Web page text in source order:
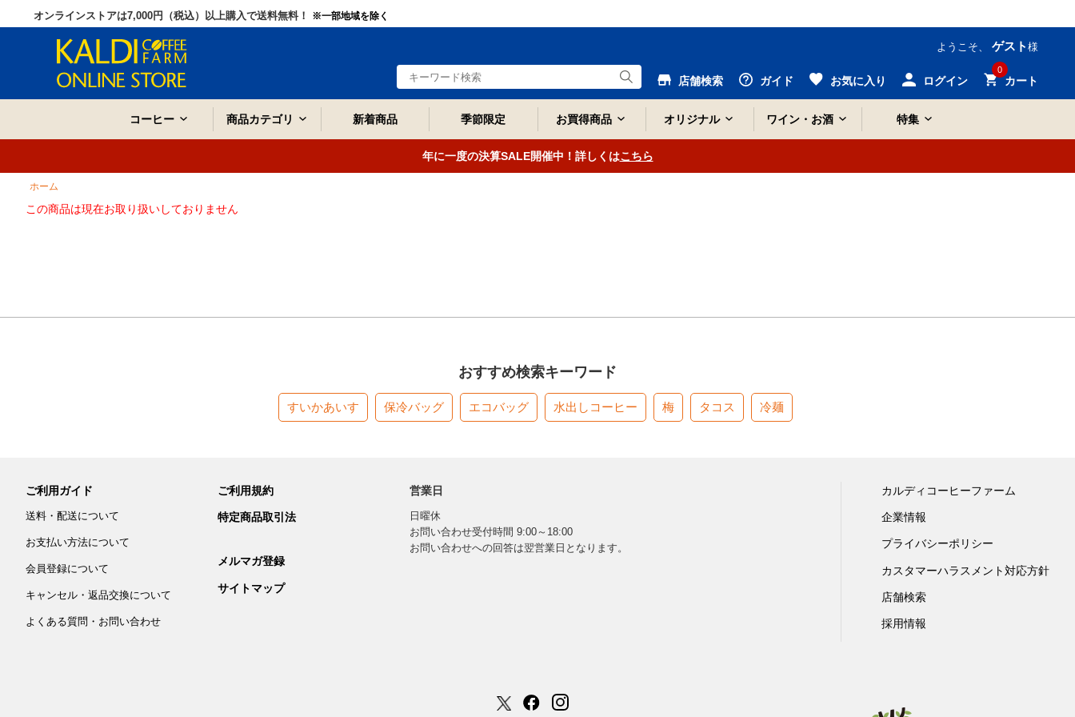
オンラインストアは7,000円（税込）以上購入で送料無料！ ※一部地域を除く
ようこそ、 ゲスト 様
店舗検索 ガイド お気に入り ログイン
0
カート
コーヒー 商品カテゴリ 新着商品 季節限定 お買得商品 オリジナル ワイン・お酒 特集
年に一度の決算SALE開催中！詳しくはこちら
ホーム
この商品は現在お取り扱いしておりません
おすすめ検索キーワード
すいかあいす 保冷バッグ エコバッグ 水出しコーヒー 梅 タコス 冷麺
ご利用ガイド
送料・配送について
お支払い方法について
会員登録について
キャンセル・返品交換について
よくある質問・お問い合わせ
ご利用規約
特定商品取引法
メルマガ登録
サイトマップ
営業日
日曜休
お問い合わせ受付時間 9:00～18:00
お問い合わせへの回答は翌営業日となります。
カルディコーヒーファーム
企業情報
プライバシーポリシー
カスタマーハラスメント対応方針
店舗検索
採用情報